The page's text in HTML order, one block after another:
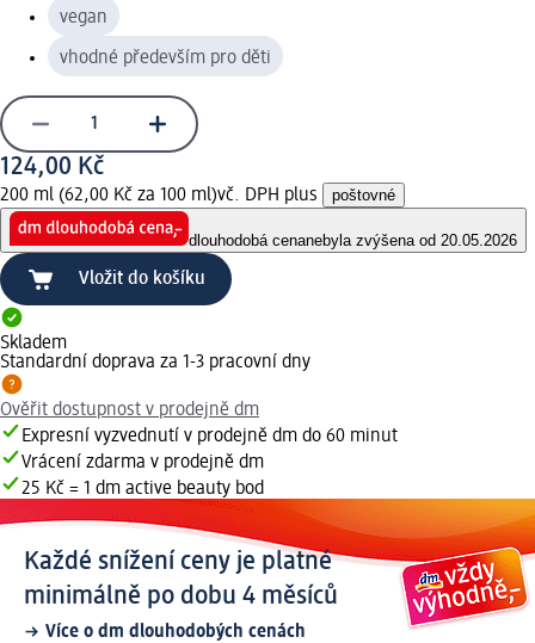
vegan
vhodné především pro děti
124,00 Kč
200 ml (62,00 Kč za 100 ml)vč. DPH plus poštovné
dlouhodobá cenanebyla zvýšena od 20.05.2026
Vložit do košíku
Skladem
Standardní doprava za 1-3 pracovní dny
Ověřit dostupnost v prodejně dm
Expresní vyzvednutí v prodejně dm do 60 minut
Vrácení zdarma v prodejně dm
25 Kč = 1 dm active beauty bod
Každé snížení ceny je platné
minimálně po dobu 4 měsíců
Více o dm dlouhodobých cenách